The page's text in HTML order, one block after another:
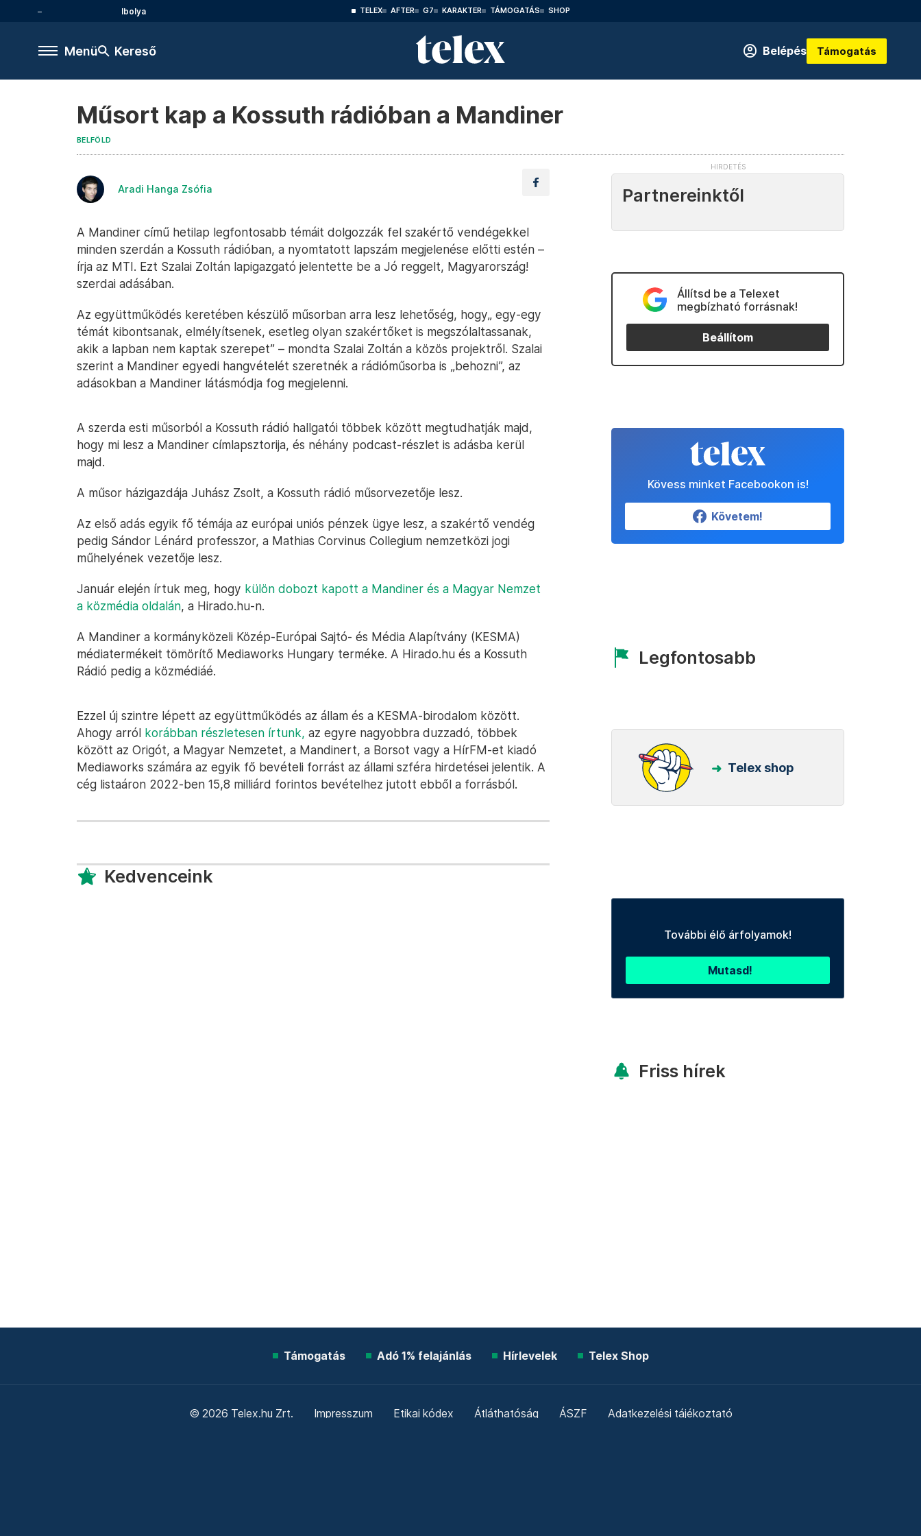
Ibolya TELEX AFTER G7 KARAKTER TÁMOGATÁS SHOP
Menü Kereső Belépés Támogatás
Műsort kap a Kossuth rádióban a Mandiner
BELFÖLD
Aradi Hanga Zsófia
A Mandiner című hetilap legfontosabb témáit dolgozzák fel szakértő vendégekkel
minden szerdán a Kossuth rádióban, a nyomtatott lapszám megjelenése előtti estén –
írja az MTI. Ezt Szalai Zoltán lapigazgató jelentette be a Jó reggelt, Magyarország!
szerdai adásában.
Az együttműködés keretében készülő műsorban arra lesz lehetőség, hogy„ egy-egy
témát kibontsanak, elmélyítsenek, esetleg olyan szakértőket is megszólaltassanak,
akik a lapban nem kaptak szerepet” – mondta Szalai Zoltán a közös projektről. Szalai
szerint a Mandiner egyedi hangvételét szeretnék a rádióműsorba is „behozni”, az
adásokban a Mandiner látásmódja fog megjelenni.
A szerda esti műsorból a Kossuth rádió hallgatói többek között megtudhatják majd,
hogy mi lesz a Mandiner címlapsztorija, és néhány podcast-részlet is adásba kerül
majd.
A műsor házigazdája Juhász Zsolt, a Kossuth rádió műsorvezetője lesz.
Az első adás egyik fő témája az európai uniós pénzek ügye lesz, a szakértő vendég
pedig Sándor Lénárd professzor, a Mathias Corvinus Collegium nemzetközi jogi
műhelyének vezetője lesz.
Január elején írtuk meg, hogy külön dobozt kapott a Mandiner és a Magyar Nemzet
a közmédia oldalán, a Hirado.hu-n.
A Mandiner a kormányközeli Közép-Európai Sajtó- és Média Alapítvány (KESMA)
médiatermékeit tömörítő Mediaworks Hungary terméke. A Hirado.hu és a Kossuth
Rádió pedig a közmédiáé.
Ezzel új szintre lépett az együttműködés az állam és a KESMA-birodalom között.
Ahogy arról korábban részletesen írtunk, az egyre nagyobbra duzzadó, többek
között az Origót, a Magyar Nemzetet, a Mandinert, a Borsot vagy a HírFM-et kiadó
Mediaworks számára az egyik fő bevételi forrást az állami szféra hirdetései jelentik. A
cég listaáron 2022-ben 15,8 milliárd forintos bevételhez jutott ebből a forrásból.
Kedvenceink
Partnereinktől
Állítsd be a Telexet
megbízható forrásnak!
Beállítom
Kövess minket Facebookon is!
Követem!
Legfontosabb
Telex shop
További élő árfolyamok!
Mutasd!
Friss hírek
Támogatás Adó 1% felajánlás Hírlevelek Telex Shop
© 2026 Telex.hu Zrt. Impresszum Etikai kódex Átláthatóság ÁSZF Adatkezelési tájékoztató